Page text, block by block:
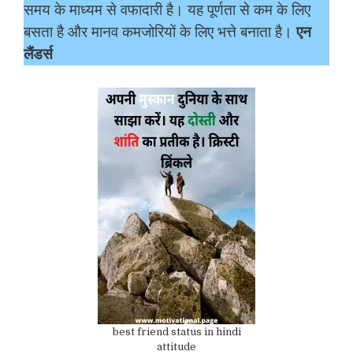
समय के माध्यम से वफादारी है। यह पूर्णता से कम के लिए
बसता है और मानव कमजोरियों के लिए भत्ते बनाता है।एन
लैंडर्स
best friend status in hindi
attitude